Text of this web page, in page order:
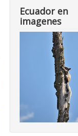
Ecuador en
imagenes